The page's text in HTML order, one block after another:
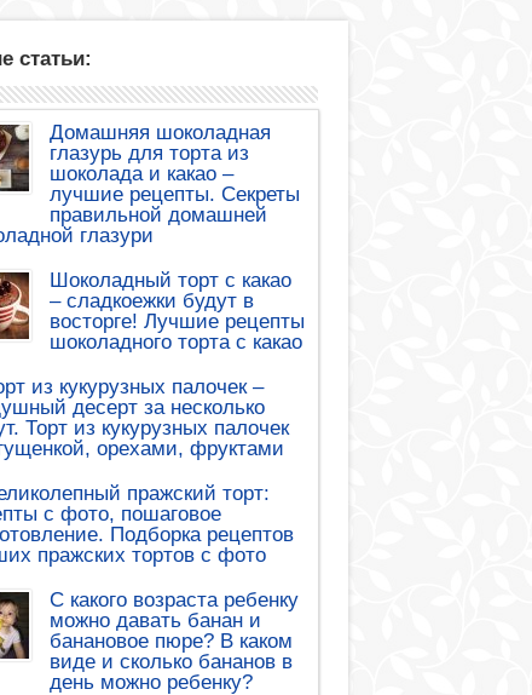
статьи:
Домашняя шоколадная
глазурь для торта из
шоколада и какао –
лучшие рецепты. Секреты
правильной домашней
глазури
Шоколадный торт с какао
– сладкоежки будут в
восторге! Лучшие рецепты
шоколадного торта с какао
из кукурузных палочек –
десерт за несколько
Торт из кукурузных палочек
орехами, фруктами
пражский торт:
с фото, пошаговое
Подборка рецептов
пражских тортов с фото
С какого возраста ребенку
можно давать банан и
банановое пюре? В каком
виде и сколько бананов в
день можно ребенку?